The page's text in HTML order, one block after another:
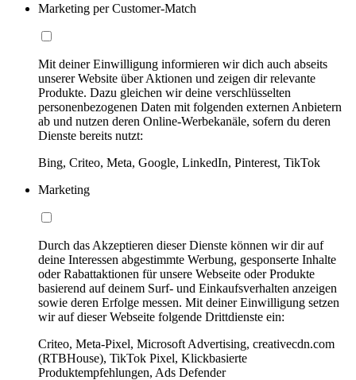
Marketing per Customer-Match
Mit deiner Einwilligung informieren wir dich auch abseits
unserer Website über Aktionen und zeigen dir relevante
Produkte. Dazu gleichen wir deine verschlüsselten
personenbezogenen Daten mit folgenden externen Anbietern
ab und nutzen deren Online-Werbekanäle, sofern du deren
Dienste bereits nutzt:
Bing, Criteo, Meta, Google, LinkedIn, Pinterest, TikTok
Marketing
Durch das Akzeptieren dieser Dienste können wir dir auf
deine Interessen abgestimmte Werbung, gesponserte Inhalte
oder Rabattaktionen für unsere Webseite oder Produkte
basierend auf deinem Surf- und Einkaufsverhalten anzeigen
sowie deren Erfolge messen. Mit deiner Einwilligung setzen
wir auf dieser Webseite folgende Drittdienste ein:
Criteo, Meta-Pixel, Microsoft Advertising, creativecdn.com
(RTBHouse), TikTok Pixel, Klickbasierte
Produktempfehlungen, Ads Defender